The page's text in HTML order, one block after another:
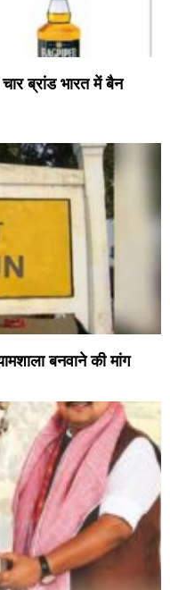
ब्रांड भारत में बैन
बनवाने की मांग